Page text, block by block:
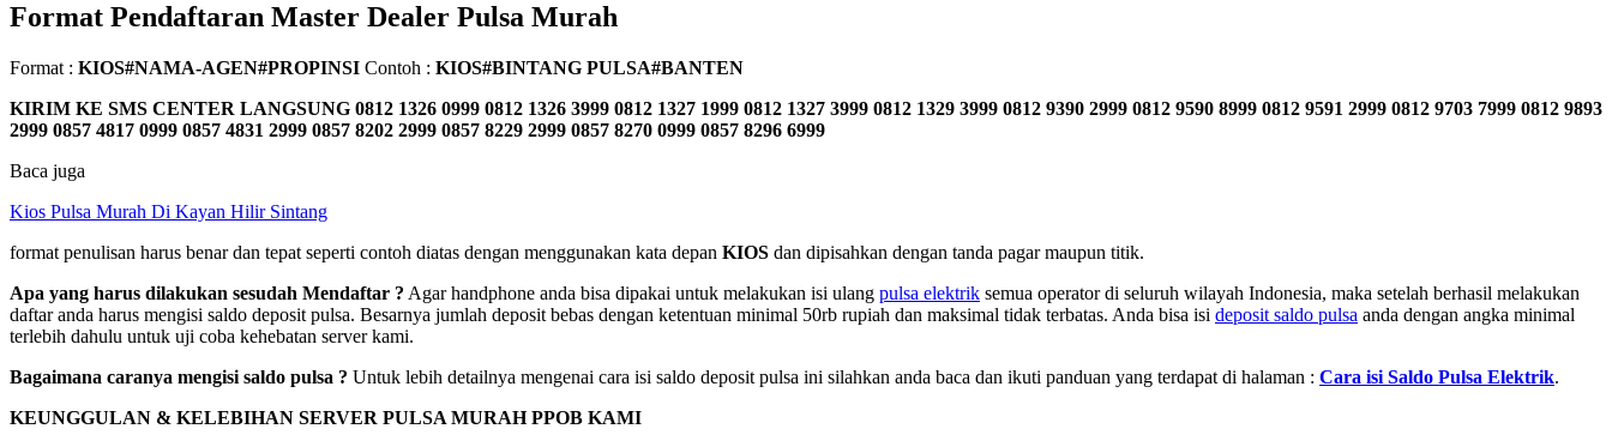
Format Pendaftaran Master Dealer Pulsa Murah
Format : KIOS#NAMA-AGEN#PROPINSI Contoh : KIOS#BINTANG PULSA#BANTEN
KIRIM KE SMS CENTER LANGSUNG 0812 1326 0999 0812 1326 3999 0812 1327 1999 0812 1327 3999 0812 1329 3999 0812 9390 2999 0812 9590 8999 0812 9591 2999 0812 9703 7999 0812 9893
2999 0857 4817 0999 0857 4831 2999 0857 8202 2999 0857 8229 2999 0857 8270 0999 0857 8296 6999
Baca juga
Kios Pulsa Murah Di Kayan Hilir Sintang
format penulisan harus benar dan tepat seperti contoh diatas dengan menggunakan kata depan KIOS dan dipisahkan dengan tanda pagar maupun titik.
Apa yang harus dilakukan sesudah Mendaftar ? Agar handphone anda bisa dipakai untuk melakukan isi ulang pulsa elektrik semua operator di seluruh wilayah Indonesia, maka setelah berhasil melakukan
daftar anda harus mengisi saldo deposit pulsa. Besarnya jumlah deposit bebas dengan ketentuan minimal 50rb rupiah dan maksimal tidak terbatas. Anda bisa isi deposit saldo pulsa anda dengan angka minimal
terlebih dahulu untuk uji coba kehebatan server kami.
Bagaimana caranya mengisi saldo pulsa ? Untuk lebih detailnya mengenai cara isi saldo deposit pulsa ini silahkan anda baca dan ikuti panduan yang terdapat di halaman : Cara isi Saldo Pulsa Elektrik.
KEUNGGULAN & KELEBIHAN SERVER PULSA MURAH PPOB KAMI